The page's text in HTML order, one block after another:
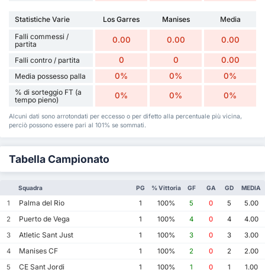
Statistiche Varie Los Garres Manises
Media
Falli commessi /
partita
0.00 0.00 0.00
Falli contro / partita 0 0 0.00
Media possesso palla 0% 0% 0%
% di sorteggio FT (a
tempo pieno)
0% 0% 0%
Alcuni dati sono arrotondati per eccesso o per difetto alla percentuale più vicina,
perciò possono essere pari al 101% se sommati.
Tabella Campionato
Squadra PG % Vittoria GF GA GD MEDIA
1 Palma del Rio 1 100% 5 0 5
5.00
2
Puerto de Vega 1 100% 4 0 4
4.00
3
Atletic Sant Just 1 100% 3 0 3
3.00
4
Manises CF 1 100% 2 0 2
2.00
5
CE Sant Jordi 1 100% 1 0 1
1.00